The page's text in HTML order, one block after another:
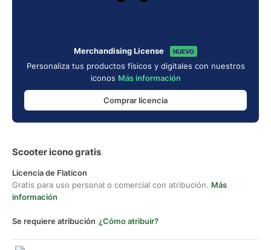
Merchandising License NUEVO
Personaliza tus productos físicos y digitales con nuestros
iconos Más información
Comprar licencia
Scooter icono gratis
Licencia de Flaticon
Gratis para uso personal o comercial con atribución. Más
información
Se requiere atribución ¿Cómo atribuir?